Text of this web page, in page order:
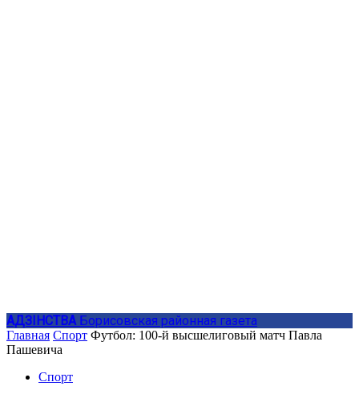
АДЗIНСТВА Борисовская районная газета
Главная Спорт Футбол: 100-й высшелиговый матч Павла
Пашевича
Спорт